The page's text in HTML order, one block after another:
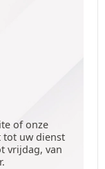
of onze
tot uw dienst
vrijdag, van